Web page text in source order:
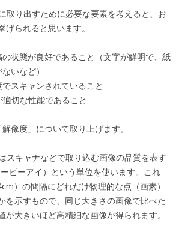
取り出すために必要な要素を考えると、お
げられると思います。
状態が良好であること（文字が鮮明で、紙
いなど）
スキャンされていること
適切な性能であること
像度」について取り上げます。
スキャナなどで取り込む画像の品質を表す
ピーアイ）という単位を使います。これ
）の間隔にどれだけ物理的な点（画素）
を示すもので、同じ大きさの画像で比べた
が大きいほど高精細な画像が得られます。